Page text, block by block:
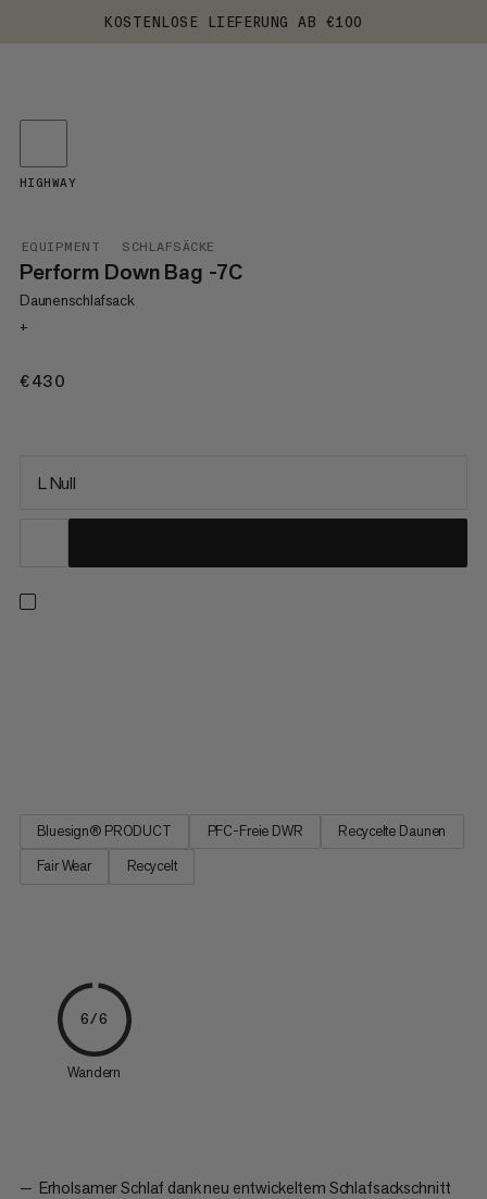
KOSTENLOSE LIEFERUNG AB €100
EQUIPMENT SCHLAFSÄCKE
Perform Down Bag -7C
Daunenschlafsack
+
€430
HIGHWAY
L Null
Bluesign® PRODUCT PFC-Freie DWR
Recycelte Daunen
Fair Wear
Recycelt
6/6
Wandern
Erholsamer Schlaf dank neu entwickeltem Schlafsackschnitt